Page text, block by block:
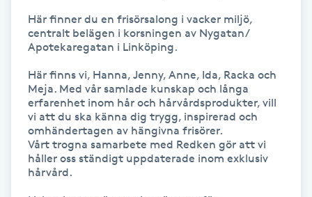
Hyaluronsyra
Hyperhidros
Hypnos
Hårborttagning
Här finner du en frisörsalong i vacker miljö,
centralt belägen i korsningen av Nygatan/
Apotekaregatan i Linköping.
Här finns vi, Hanna, Jenny, Anne, Ida, Racka och
Meja. Med vår samlade kunskap och långa
erfarenhet inom hår och hårvårdsprodukter, vill
vi att du ska känna dig trygg, inspirerad och
omhändertagen av hängivna frisörer.
Vårt trogna samarbete med Redken gör att vi
håller oss ständigt uppdaterade inom exklusiv
hårvård.